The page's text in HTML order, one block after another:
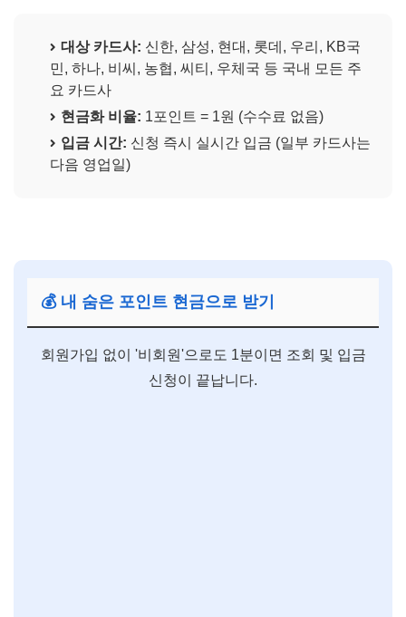
대상 카드사: 신한, 삼성, 현대, 롯데, 우리, KB국
민, 하나, 비씨, 농협, 씨티, 우체국 등 국내 모든 주
요 카드사
현금화 비율: 1포인트 = 1원 (수수료 없음)
입금 시간: 신청 즉시 실시간 입금 (일부 카드사는
다음 영업일)
💰 내 숨은 포인트 현금으로 받기
회원가입 없이 '비회원'으로도 1분이면 조회 및 입금
신청이 끝납니다.